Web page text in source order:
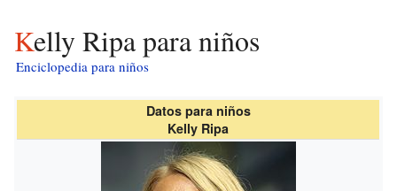
Kelly Ripa para niños
Enciclopedia para niños
Datos para niños
Kelly Ripa